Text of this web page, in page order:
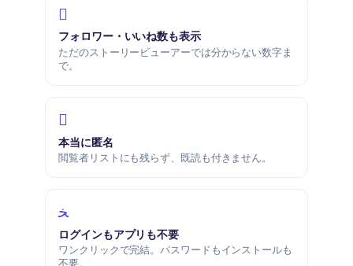
フォロワー・いいね数も表示
ただのストーリービューアーでは分からない数字ま
で。
本当に匿名
閲覧者リストにも残らず、既読も付きません。
ログインもアプリも不要
ワンクリックで完結。パスワードもインストールも
不要。